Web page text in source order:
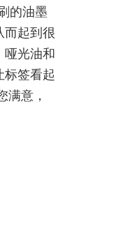
的油墨
而起到很
哑光油和
标签看起
满意，